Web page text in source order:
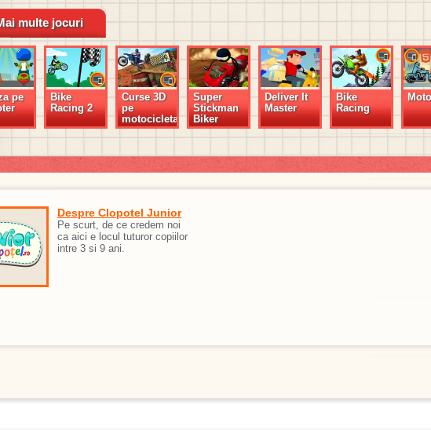
multe jocuri
pe
Bike
Racing 2
Curse 3D
pe
motocicleta
Super
Stickman
Biker
Deliver It
Master
Bike
Racing
Despre Clopotel Junior
Pe scurt, de ce credem noi
ca aici e locul tuturor copiilor
intre 3 si 9 ani.